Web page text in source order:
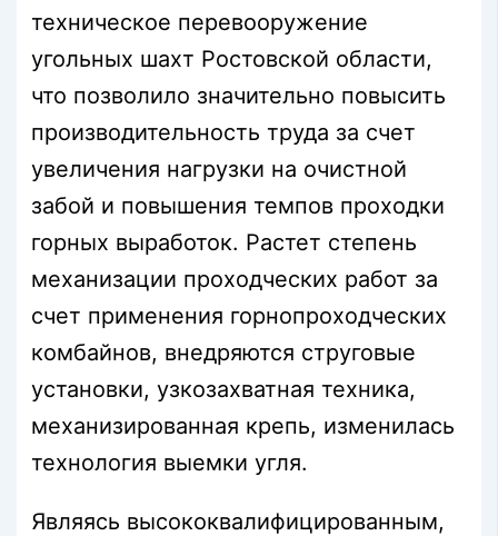
техническое перевооружение
угольных шахт Ростовской области,
что позволило значительно повысить
производительность труда за счет
увеличения нагрузки на очистной
забой и повышения темпов проходки
горных выработок. Растет степень
механизации проходческих работ за
счет применения горнопроходческих
комбайнов, внедряются струговые
установки, узкозахватная техника,
механизированная крепь, изменилась
технология выемки угля.
Являясь высококвалифицированным,